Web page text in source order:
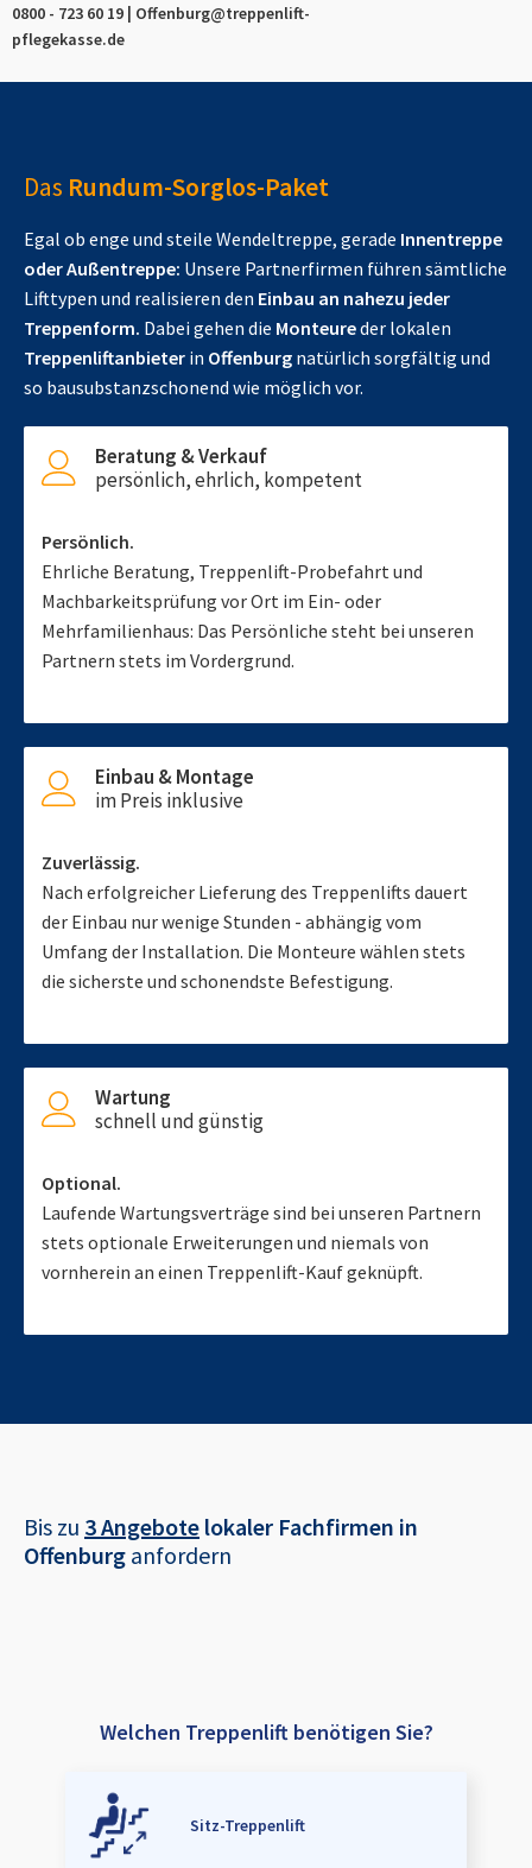
0800 - 723 60 19 | Offenburg@treppenlift-
pflegekasse.de
Das Rundum-Sorglos-Paket
Egal ob enge und steile Wendeltreppe, gerade Innentreppe
oder Außentreppe: Unsere Partnerfirmen führen sämtliche
Lifttypen und realisieren den Einbau an nahezu jeder
Treppenform. Dabei gehen die Monteureder lokalen
Treppenliftanbieter in Offenburg natürlich sorgfältig und
so bausubstanzschonend wie möglich vor.
Beratung & Verkauf
persönlich, ehrlich, kompetent
Persönlich.
Ehrliche Beratung, Treppenlift-Probefahrt und
Machbarkeitsprüfung vor Ort im Ein- oder
Mehrfamilienhaus: Das Persönliche steht bei unseren
Partnern stets im Vordergrund.
Einbau & Montage
im Preis inklusive
Zuverlässig.
Nach erfolgreicher Lieferung des Treppenlifts dauert
der Einbau nur wenige Stunden - abhängig vom
Umfang der Installation. Die Monteure wählen stets
die sicherste und schonendste Befestigung.
Wartung
schnell und günstig
Optional.
Laufende Wartungsverträge sind bei unseren Partnern
stets optionale Erweiterungen und niemals von
vornherein an einen Treppenlift-Kauf geknüpft.
Bis zu 3 Angebote lokaler Fachfirmen in
Offenburg anfordern
Welchen Treppenlift benötigen Sie?
Sitz-Treppenlift